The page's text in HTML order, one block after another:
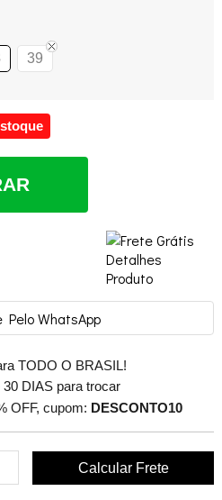
39
Pelo WhatsApp
TODO O BRASIL!
DIAS para trocar
OFF, cupom: DESCONTO10